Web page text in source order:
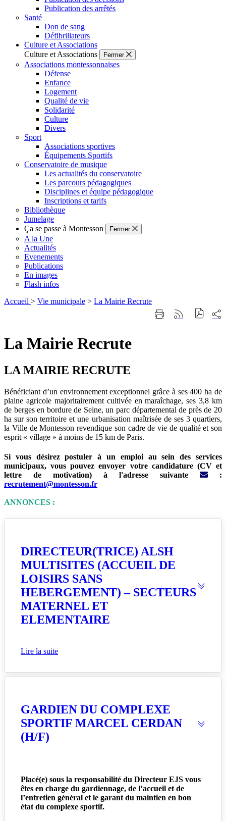
Publication des arrêtés
Santé
Don de sang
Défibrillateurs
Culture et Associations
Culture et Associations
Fermer
Associations montessonnaises
Défense
Enfance
Logement
Qualité de vie
Solidarité
Culture
Divers
Sport
Associations sportives
Équipements Sportifs
Conservatoire de musique
Les actualités du conservatoire
Les parcours pédagogiques
Disciplines et équipe pédagogique
Inscriptions et tarifs
Bibliothèque
Jumelage
Ça se passe à Montesson
Fermer
A la Une
Actualités
Evenements
Publications
En images
Flash infos
Accueil > Vie municipale > La Mairie Recrute
ImprimerGénérer
sur
La Mairie Recrute
LA MAIRIE RECRUTE
Bénéficiant d’un environnement exceptionnel grâce à ses 400 ha de
plaine agricole majoritairement cultivée en maraîchage, ses 3,8 km
de berges en bordure de Seine, un parc départemental de près de 20
ha sur son territoire et une urbanisation maîtrisée de ses 3 quartiers,
la Ville de Montesson revendique son cadre de vie de qualité et son
esprit « village » à moins de 15 km de Paris.
Si vous désirez postuler à un emploi au sein des services
municipaux, vous pouvez envoyer votre candidature (CV et
lettre de motivation) à l'adresse suivante
:
recrutement@montesson.fr
ANNONCES :
DIRECTEUR(TRICE) ALSH
MULTISITES (ACCUEIL DE
LOISIRS SANS
HEBERGEMENT) – SECTEURS
MATERNEL ET
ELEMENTAIRE
Lire la suite
GARDIEN DU COMPLEXE
SPORTIF MARCEL CERDAN
(H/F)
Placé(e) sous la responsabilité du Directeur EJS vous
êtes en charge du gardiennage, de l’accueil et de
l’entretien général et le garant du maintien en bon
état du complexe sportif.